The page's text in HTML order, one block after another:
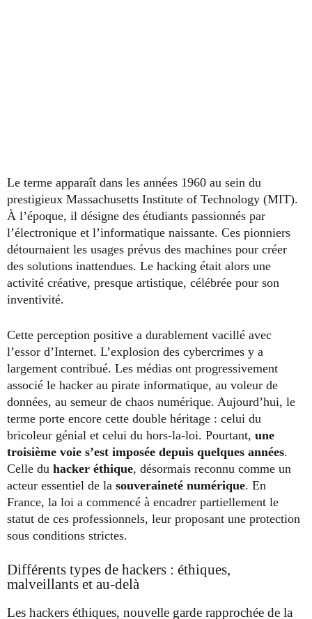
Le terme apparaît dans les années 1960 au sein du
prestigieux Massachusetts Institute of Technology (MIT).
À l’époque, il désigne des étudiants passionnés par
l’électronique et l’informatique naissante. Ces pionniers
détournaient les usages prévus des machines pour créer
des solutions inattendues. Le hacking était alors une
activité créative, presque artistique, célébrée pour son
inventivité.
Cette perception positive a durablement vacillé avec
l’essor d’Internet. L’explosion des cybercrimes y a
largement contribué. Les médias ont progressivement
associé le hacker au pirate informatique, au voleur de
données, au semeur de chaos numérique. Aujourd’hui, le
terme porte encore cette double héritage : celui du
bricoleur génial et celui du hors-la-loi. Pourtant, une
troisième voie s’est imposée depuis quelques années.
Celle du hacker éthique, désormais reconnu comme un
acteur essentiel de la souveraineté numérique. En
France, la loi a commencé à encadrer partiellement le
statut de ces professionnels, leur proposant une protection
sous conditions strictes.
Différents types de hackers : éthiques,
malveillants et au-delà
Les hackers éthiques, nouvelle garde rapprochée de la